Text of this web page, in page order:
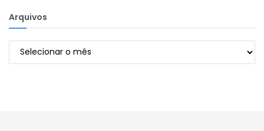
Arquivos
Arquivos